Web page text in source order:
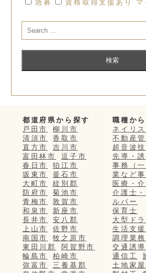
急募
資格取得支援あり
都道府県から探す
戸田市
柳川市
清須市
香取市
直方市
吉川市
富田林市
逗子市
春日市
狛江市
坂東市
釜石市
大町市
紋別郡
防府市
菊池市
青梅市
敦賀市
和泉市
新座市
長井市
安八郡
上山市
佐野市
南国市
牧之原市
東田川郡
阿賀野市
輪島市
柏崎市
弥富市
三養基郡
職種か
ネイリス
不動産管
超音波技
先導・
事務（
業など事
医療・
介護士
ルパー
保育士
大型ド
生活支
調理業務
交通誘導
通信工
土地家